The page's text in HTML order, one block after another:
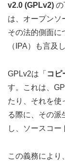
v2.0 (GPLv2) の
は、オープンソ
その法的側面に
（IPA）も言及
GPLv2は「 コピ
す。これは、
たり、それを使
る際に、その派
し、ソースコー
この義務により